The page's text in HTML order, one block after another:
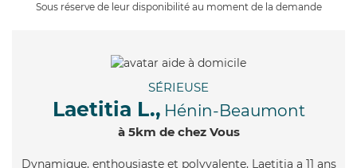
Sous réserve de leur disponibilité au moment de la demande
SÉRIEUSE
Laetitia L., Hénin-Beaumont
à 5km de chez Vous
Dynamique, enthousiaste et polyvalente, Laetitia a 11 ans